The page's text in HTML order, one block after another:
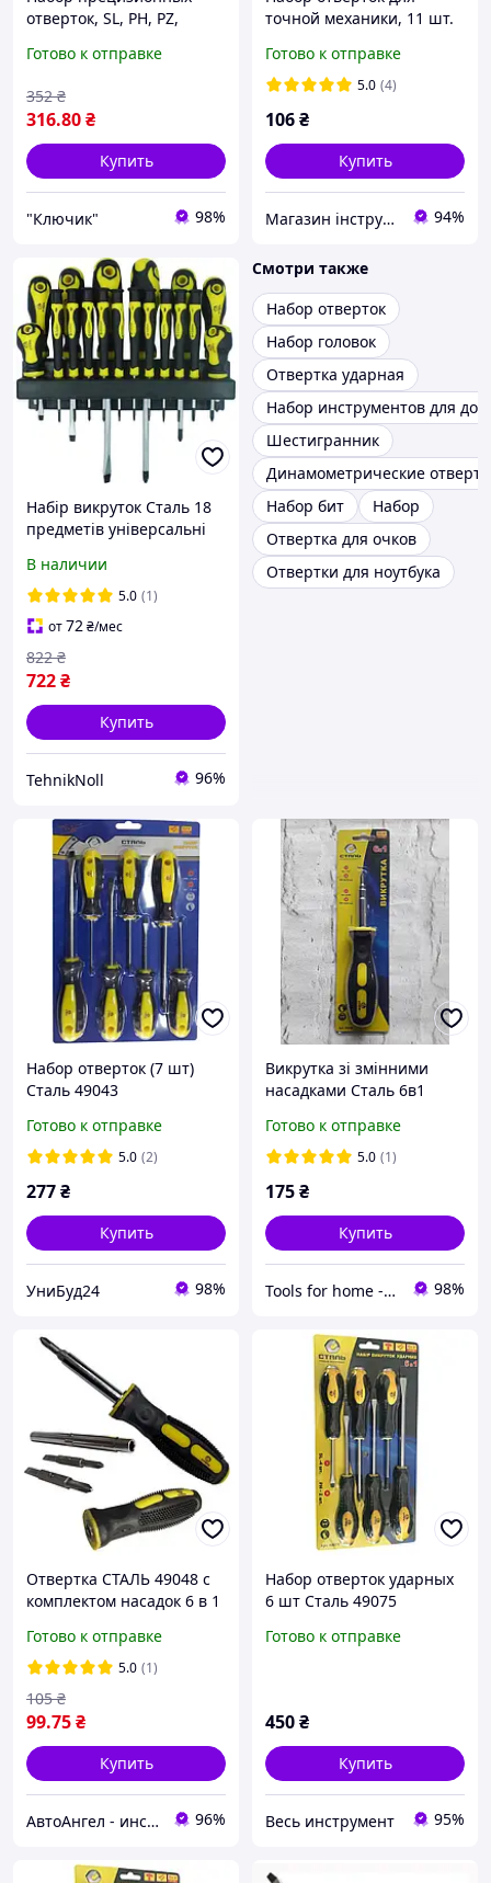
отверток, SL, PH, PZ,
(49097)
Готово к отправке
316.80₴
352 ₴
Купить
"Ключик" 98%
точной механики, 11 шт.
SL2.4, SL3, PH00, PH0, PH1,
шило,Сталь
Готово к отправке
5.0 (4)
106₴
Купить
Магазин інструменту MATRIX 94%
Набір викруток Сталь 18
предметів універсальні
В наличии
5.0 (1)
от72₴/мес
722₴
822 ₴
Купить
TehnikNoll 96%
Смотри также
Набор отверток
Набор головок
Отвертка ударная
Набор инструментов для
Шестигранник
Динамометрические
Набор бит
Набор
Отвертка для очков
Отвертки для ноутбука
Набор отверток (7 шт)
Сталь 49043
Готово к отправке
5.0 (2)
277₴
Купить
УниБуд24 98%
Викрутка зі змінними
насадками Сталь 6в1
Готово к отправке
5.0 (1)
175₴
Купить
Tools for home -Інструменти для дому 98%
Отвертка СТАЛЬ 49048 с
комплектом насадок 6 в 1
Готово к отправке
5.0 (1)
99.75₴
105 ₴
Купить
АвтоАнгел - инструменты и оборудование для СТО, расходные материалы, товары для дома и сада 96%
Набор отверток ударных
6 шт Сталь 49075
Готово к отправке
450₴
Купить
Весь инструмент 95%